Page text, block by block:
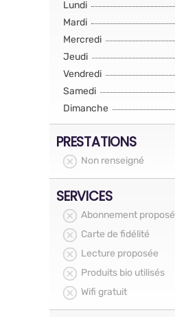
Lundi
Mardi
Mercredi
Jeudi
Vendredi
Samedi
Dimanche
PRESTATIONS
Non renseigné
SERVICES
Abonnement proposé
Carte de fidélité
Lecture proposée
Produits bio utilisés
Wifi gratuit